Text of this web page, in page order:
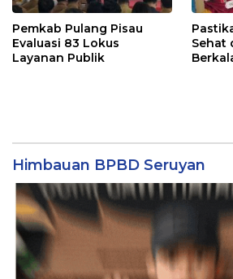
Pemkab Pulang Pisau
Evaluasi 83 Lokus
Layanan Publik
Sehat
Himbauan BPBD Seruyan